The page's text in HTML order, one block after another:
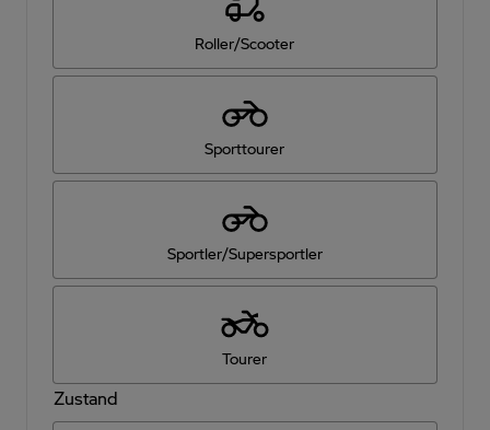
Roller/Scooter
Sporttourer
Sportler/Supersportler
Tourer
Zustand